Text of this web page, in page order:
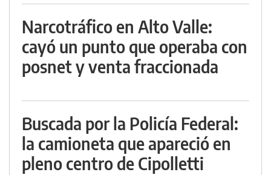
Narcotráfico en Alto Valle:
cayó un punto que operaba con
posnet y venta fraccionada
Buscada por la Policía Federal:
la camioneta que apareció en
pleno centro de Cipolletti